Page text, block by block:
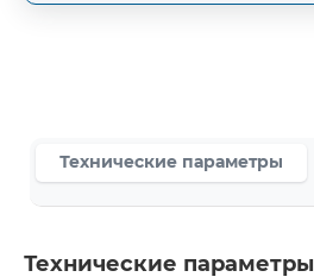
Технические параметры
Технические параметры